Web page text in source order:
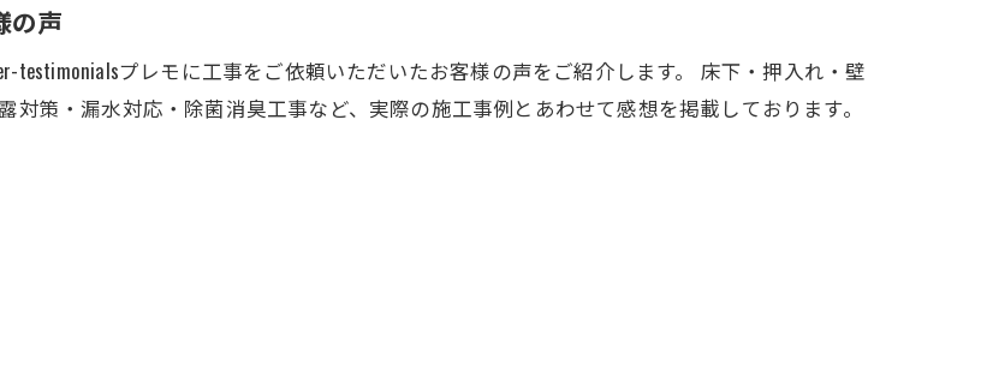
の声
testimonialsプレモに工事をご依頼いただいたお客様の声をご紹介します。 床下・押入れ・壁
対策・漏水対応・除菌消臭工事など、実際の施工事例とあわせて感想を掲載しております。